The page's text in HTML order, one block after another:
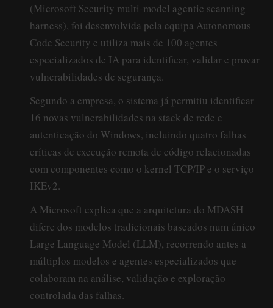
(Microsoft Security multi-model agentic scanning
harness), foi desenvolvida pela equipa Autonomous
Code Security e utiliza mais de 100 agentes
especializados de IA para identificar, validar e provar
vulnerabilidades de segurança.
Segundo a empresa, o sistema já permitiu identificar
16 novas vulnerabilidades na stack de rede e
autenticação do Windows, incluindo quatro falhas
críticas de execução remota de código relacionadas
com componentes como o kernel TCP/IP e o serviço
IKEv2.
A Microsoft explica que a arquitetura do MDASH
difere dos modelos tradicionais baseados num único
Large Language Model (LLM), recorrendo antes a
múltiplos modelos e agentes especializados que
colaboram na análise, validação e exploração
controlada das falhas.